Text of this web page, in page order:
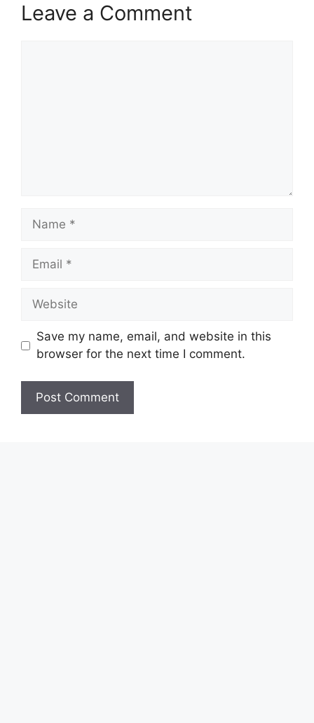
Leave a Comment
Name
Email
Website
Save my name, email, and website in this
browser for the next time I comment.